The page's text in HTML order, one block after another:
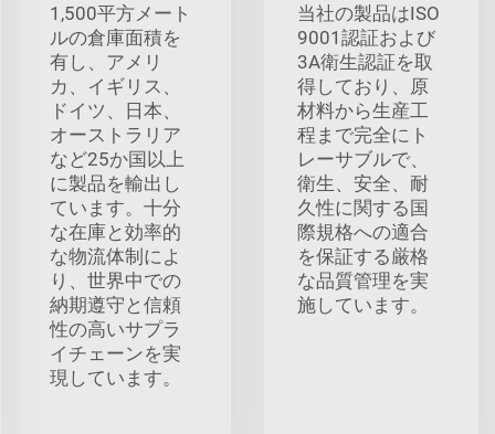
1,500平方メート
ルの倉庫面積を
有し、アメリ
カ、イギリス、
ドイツ、日本、
オーストラリア
など25か国以上
に製品を輸出し
ています。十分
な在庫と効率的
な物流体制によ
り、世界中での
納期遵守と信頼
性の高いサプラ
イチェーンを実
現しています。
当社の製品はISO
9001認証および
3A衛生認証を取
得しており、原
材料から生産工
程まで完全にト
レーサブルで、
衛生、安全、耐
久性に関する国
際規格への適合
を保証する厳格
な品質管理を実
施しています。